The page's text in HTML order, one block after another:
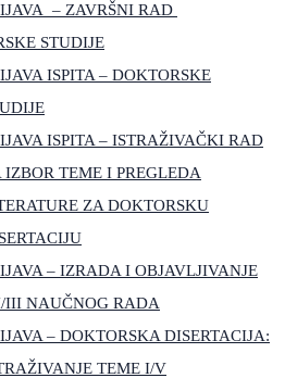
– ZAVRŠNI RAD
STUDIJE
ISPITA – DOKTORSKE
ISPITA – ISTRAŽIVAČKI RAD
IZBOR TEME I PREGLEDA
ZA DOKTORSKU
– IZRADA I OBJAVLJIVANJE
III NAUČNOG RADA
– DOKTORSKA DISERTACIJA:
TEME I/V